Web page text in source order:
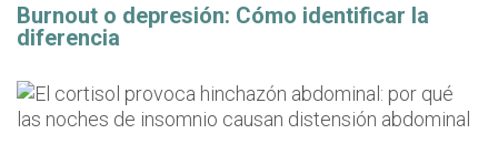
Burnout o depresión: Cómo identificar la
diferencia